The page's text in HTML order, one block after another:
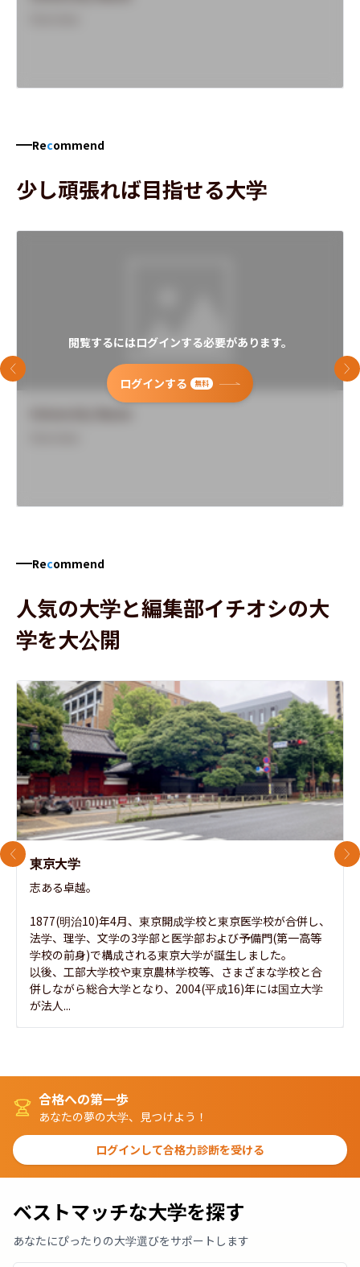
Recommend
少し頑張れば目指せる大学
閲覧するにはログインする必要があります。
ログインする 無料
前のスライド 次
Recommend
人気の大学と編集部イチオシの大
学を大公開
東京大学
志ある卓越。
1877(明治10)年4月、東京開成学校と東京医学校が合併し、
法学、理学、文学の3学部と医学部および予備門(第一高等
学校の前身)で構成される東京大学が誕生しました。
以後、工部大学校や東京農林学校等、さまざまな学校と合
併しながら総合大学となり、2004(平成16)年には国立大学
が法人...
前のスライド 次
合格への第一歩
あなたの夢の大学、見つけよう！
ログインして合格力診断を受ける
ベストマッチな大学を探す
あなたにぴったりの大学選びをサポートします